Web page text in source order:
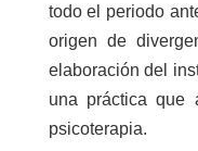
todo el periodo
origen de
elaboración del
una práctica que
psicoterapia.